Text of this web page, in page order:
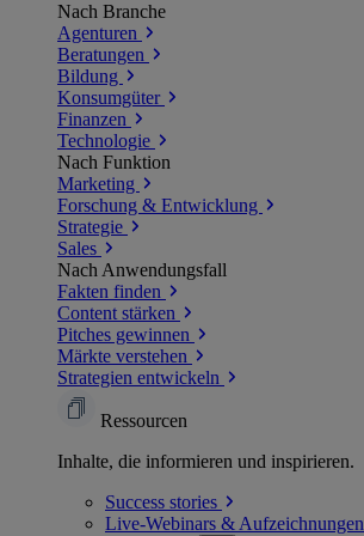
Nach Branche
Agenturen
Beratungen
Bildung
Konsumgüter
Finanzen
Technologie
Nach Funktion
Marketing
Forschung & Entwicklung
Strategie
Sales
Nach Anwendungsfall
Fakten finden
Content stärken
Pitches gewinnen
Märkte verstehen
Strategien entwickeln
Ressourcen
Inhalte, die informieren und inspirieren.
Success stories
Live-Webinars & Aufzeichnungen